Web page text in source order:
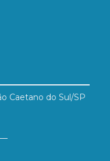
Caetano do Sul/SP